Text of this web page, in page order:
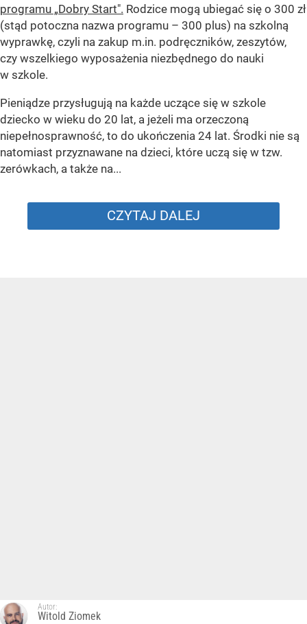
programu „Dobry Start". Rodzice mogą ubiegać się o 300 zł
(stąd potoczna nazwa programu – 300 plus) na szkolną
wyprawkę, czyli na zakup m.in. podręczników, zeszytów,
czy wszelkiego wyposażenia niezbędnego do nauki
w szkole.
Pieniądze przysługują na każde uczące się w szkole
dziecko w wieku do 20 lat, a jeżeli ma orzeczoną
niepełnosprawność, to do ukończenia 24 lat. Środki nie są
natomiast przyznawane na dzieci, które uczą się w tzw.
zerówkach, a także na...
CZYTAJ DALEJ
Autor:
Witold Ziomek